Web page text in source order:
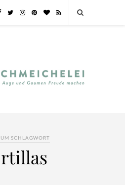
SCHLAGWORT